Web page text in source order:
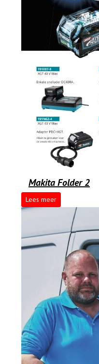
Makita Folder 2
Lees meer